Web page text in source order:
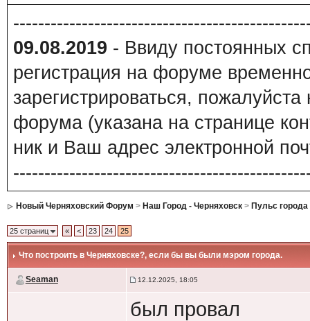
09.08.2019 - Ввиду постоянных
регистрация на форуме
зарегистрироваться,
форума (указана на странице
ник и Ваш адрес электронной
Новый Черняховский Форум > Наш Город - Черняховск> Пульс города
25 страниц « < 23 24 25
Что построить в Черняховске?, если бы вы были мэром города.
Seaman 12.12.2025, 18:05
был провал